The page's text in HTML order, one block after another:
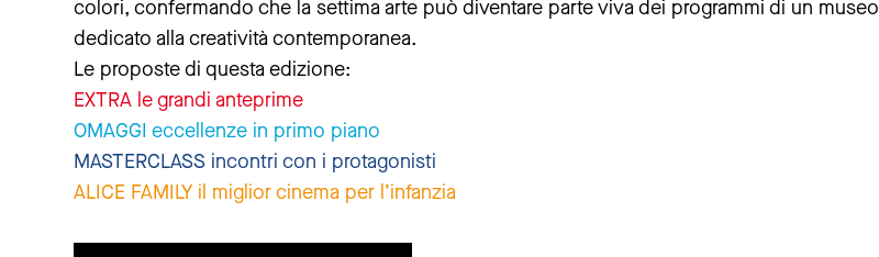
colori, confermando che la settima arte può diventare parte viva dei programmi di un museo
dedicato alla creatività contemporanea.
Le proposte di questa edizione:
EXTRA le grandi anteprime
OMAGGI eccellenze in primo piano
MASTERCLASS incontri con i protagonisti
ALICE FAMILY il miglior cinema per l’infanzia